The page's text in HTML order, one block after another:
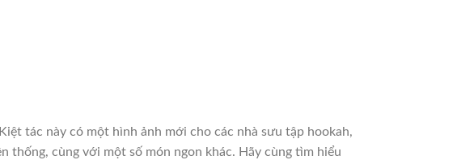
tác này có một hình ảnh mới cho các nhà sưu tập hookah,
cùng với một số món ngon khác. Hãy cùng tìm hiểu